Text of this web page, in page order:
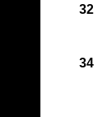
32
34